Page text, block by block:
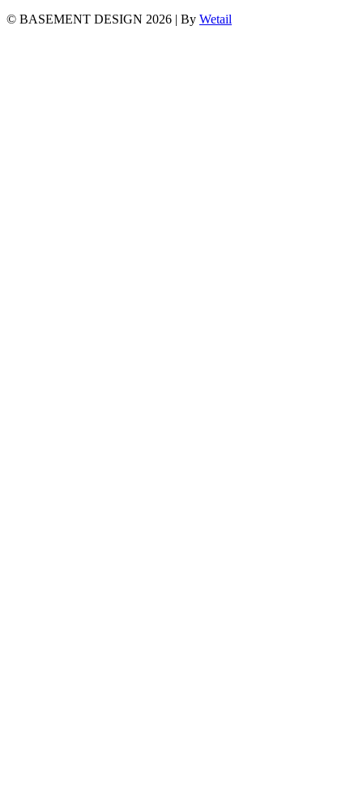
© BASEMENT DESIGN 2026 | By Wetail